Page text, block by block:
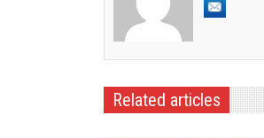
Related articles